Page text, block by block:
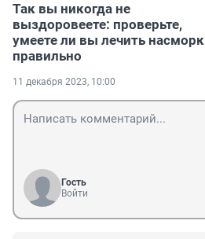
Так вы никогда не
выздоровеете: проверьте,
умеете ли вы лечить насморк
правильно
11 декабря 2023, 10:00
Гость
Войти